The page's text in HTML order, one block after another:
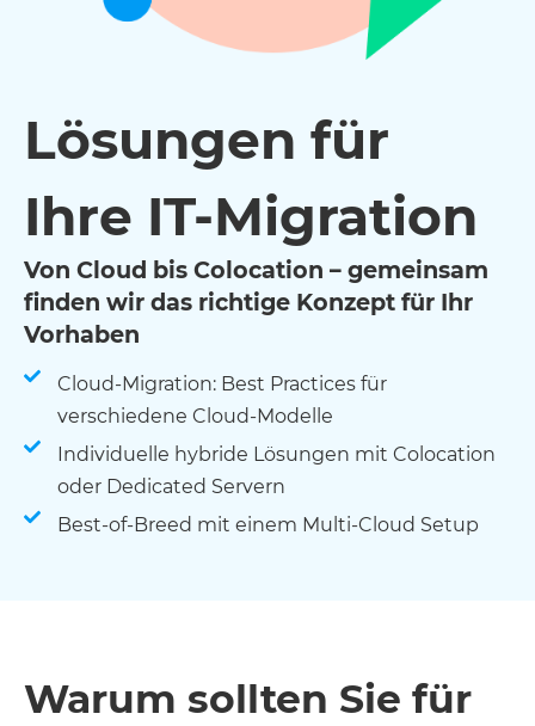
Lösungen für
Ihre IT-Migration
Von Cloud bis Colocation – gemeinsam
finden wir das richtige Konzept für Ihr
Vorhaben
Cloud-Migration: Best Practices für
verschiedene Cloud-Modelle
Individuelle hybride Lösungen mit Colocation
oder Dedicated Servern
Best-of-Breed mit einem Multi-Cloud Setup
Warum sollten Sie für